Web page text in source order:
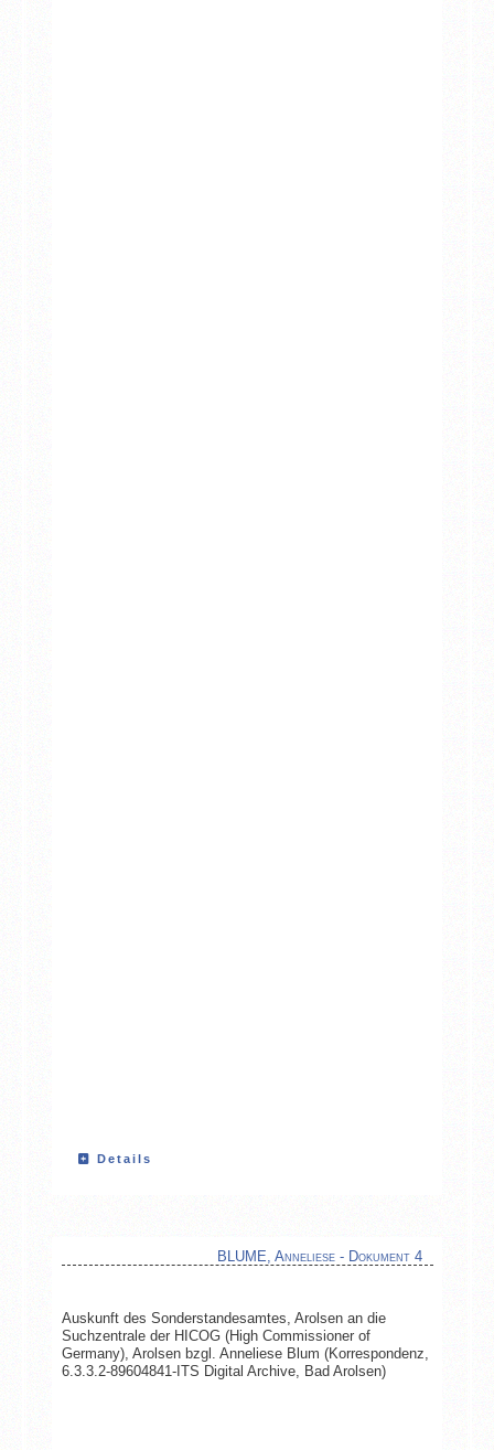
Details
BLUME, Anneliese - Dokument 4
Auskunft des Sonderstandesamtes, Arolsen an die
Suchzentrale der HICOG (High Commissioner of
Germany), Arolsen bzgl. Anneliese Blum (Korrespondenz,
6.3.3.2-89604841-ITS Digital Archive, Bad Arolsen)